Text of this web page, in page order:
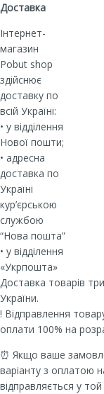
Доставка
Інтернет-
магазин
Pobut shop
здійснює
доставку по
всій Україні:
• у відділення
Нової пошти;
• адресна
доставка по
Україні
кур’єрською
службою
“Нова пошта”
• у відділення
«Укрпошта»
Доставка товарів
України.
! Відправлення
оплати 100% на
⏰ Якщо ваше
варіанту з оплатою
відправляється у